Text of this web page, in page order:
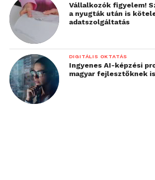
A függönyhúzó mini robot
hogy az energia ellátásához nem
semmilyen kábel, van egy beépített
Vállalkozók figyelem!
a nyugták után is
adatszolgáltatás
DIGITÁLIS OKTATÁS
Ingyenes AI-képzési
magyar fejlesztőknek is